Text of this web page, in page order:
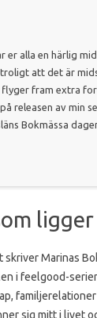
er alla en härlig
att det är
flyger fram extra
releasen av min
Bokmässa
skriver Marinas
i feelgood-
sig mitt i livet